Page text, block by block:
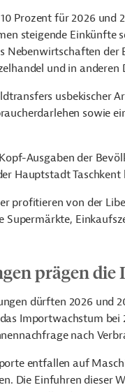
Prozent für 2026 und
steigende Einkünfte
Nebenwirtschaften
und in anderen
usbekischer
sowie
Ausgaben der
Hauptstadt
profitieren von der
prägen die
dürften 2026 und
Importwachstum bei
nach
entfallen auf
Die Einfuhren dieser